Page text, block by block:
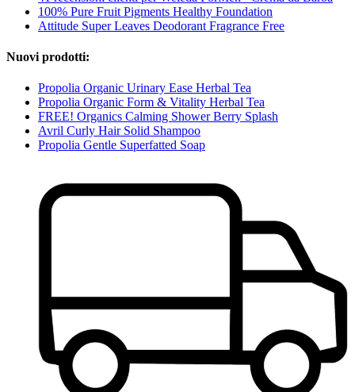
100% Pure Fruit Pigments Healthy Foundation
Attitude Super Leaves Deodorant Fragrance Free
Nuovi prodotti:
Propolia Organic Urinary Ease Herbal Tea
Propolia Organic Form & Vitality Herbal Tea
FREE! Organics Calming Shower Berry Splash
Avril Curly Hair Solid Shampoo
Propolia Gentle Superfatted Soap